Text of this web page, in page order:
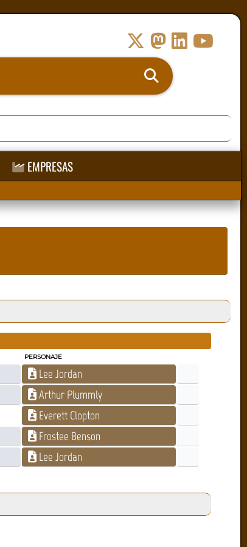
EMPRESAS
PERSONAJE
Lee Jordan
Arthur Plummly
Everett Clopton
Frostee Benson
Lee Jordan